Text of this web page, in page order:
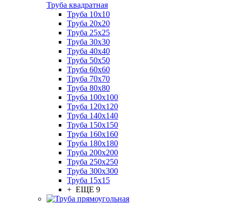
Труба квадратная
Труба 10x10
Труба 20x20
Труба 25x25
Труба 30x30
Труба 40x40
Труба 50x50
Труба 60x60
Труба 70x70
Труба 80x80
Труба 100x100
Труба 120x120
Труба 140x140
Труба 150x150
Труба 160x160
Труба 180x180
Труба 200x200
Труба 250x250
Труба 300x300
Труба 15x15
+ ЕЩЕ 9